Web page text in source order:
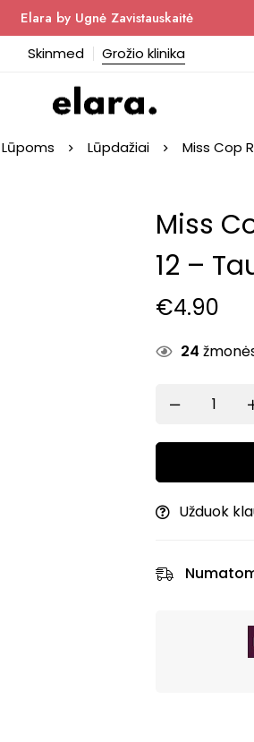
Elara by Ugnė Zavistauskaitė
Skinmed Grožio klinika
Lūpoms Lūpdažiai Miss Cop
Miss
12 –
€4.90
24
Užduok